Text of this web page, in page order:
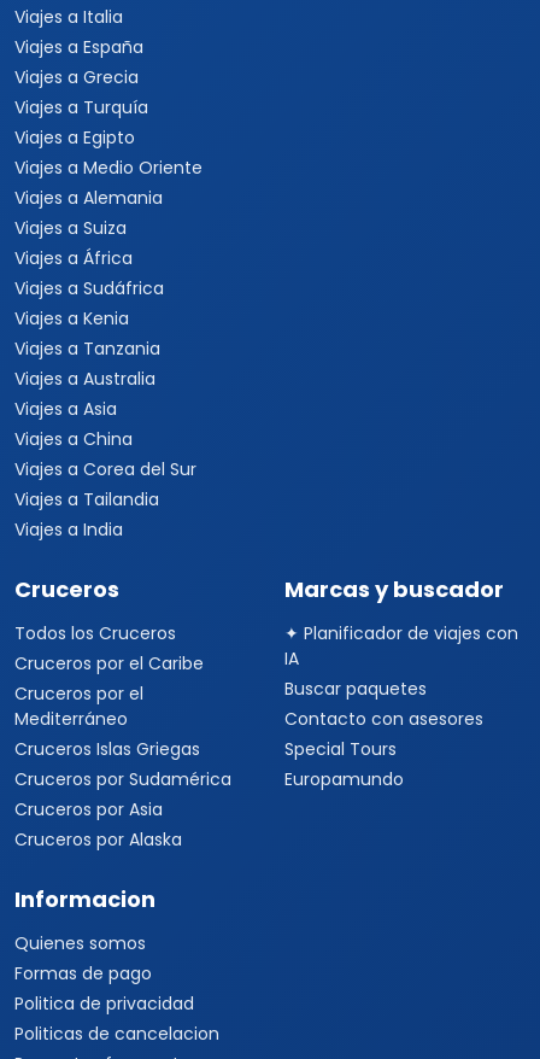
Viajes a Italia
Viajes a España
Viajes a Grecia
Viajes a Turquía
Viajes a Egipto
Viajes a Medio Oriente
Viajes a Alemania
Viajes a Suiza
Viajes a África
Viajes a Sudáfrica
Viajes a Kenia
Viajes a Tanzania
Viajes a Australia
Viajes a Asia
Viajes a China
Viajes a Corea del Sur
Viajes a Tailandia
Viajes a India
Cruceros
Todos los Cruceros
Cruceros por el Caribe
Cruceros por el
Mediterráneo
Cruceros Islas Griegas
Cruceros por Sudamérica
Cruceros por Asia
Cruceros por Alaska
Marcas y buscador
✦ Planificador de viajes con
IA
Buscar paquetes
Contacto con asesores
Special Tours
Europamundo
Informacion
Quienes somos
Formas de pago
Politica de privacidad
Politicas de cancelacion